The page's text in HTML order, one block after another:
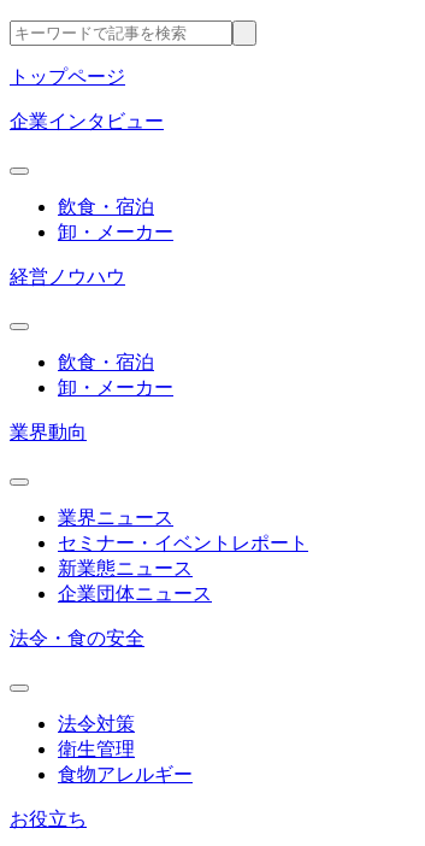
トップページ
企業インタビュー
飲食・宿泊
卸・メーカー
経営ノウハウ
飲食・宿泊
卸・メーカー
業界動向
業界ニュース
セミナー・イベントレポート
新業態ニュース
企業団体ニュース
法令・食の安全
法令対策
衛生管理
食物アレルギー
お役立ち